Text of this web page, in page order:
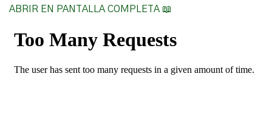
ABRIR EN PANTALLA COMPLETA 📖